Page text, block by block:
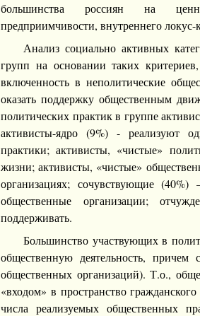
большинства россиян на
предприимчивости, внутреннего локус-
Анализ социально активных
групп на основании таких
включенность в неполитические
оказать поддержку общественным
политических практик в группе
активисты-ядро (9%) - реализуют
практики; активисты, «чистые»
жизни; активисты, «чистые»
организациях; сочувствующие
общественные организации;
поддерживать.
Большинство участвующих в
общественную деятельность,
общественных организаций). Т.о.,
«входом» в пространство
числа реализуемых общественных